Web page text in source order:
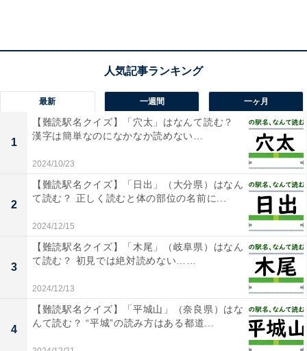
初見で分かったら自慢できるかも？ 名前「皇帝」はなん
て読むでしょう【キラキラネームクイズ】
最新 一週間 一ヶ月
1
【難読駅名クイズ】「穴太」はなんて読む？
漢字は簡単なのになかなか読めない…
2024/10/23
2
【難読駅名クイズ】「日出」（大分県）はなん
て読む？ 正しく読むと体の部位の名前に...
2024/12/15
3
【難読駅名クイズ】「木尾」（岐阜県）はなん
て読む？ 初見では絶対読めない……
2024/12/13
4
【難読駅名クイズ】「平城山」（奈良県）はな
んて読む？ “平城”の読み方はある都道...